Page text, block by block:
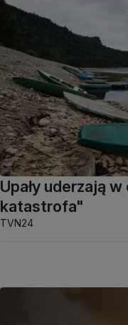
Upały uderzają
katastrofa"
TVN24